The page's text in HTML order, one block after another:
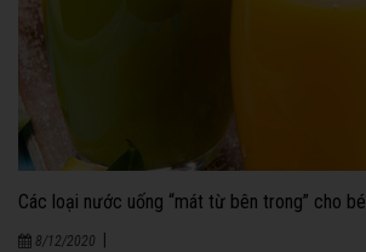
Các loại nước uống “mát từ bên trong” cho bé
8/12/2020